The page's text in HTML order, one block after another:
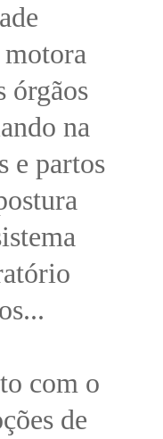
na
e partos
com o
de